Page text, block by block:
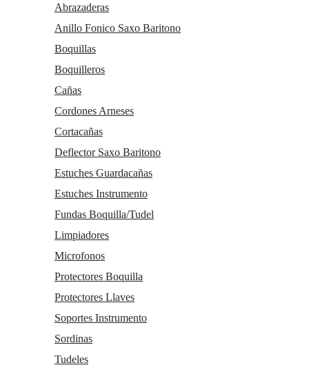
Abrazaderas
Anillo Fonico Saxo Baritono
Boquillas
Boquilleros
Cañas
Cordones Arneses
Cortacañas
Deflector Saxo Baritono
Estuches Guardacañas
Estuches Instrumento
Fundas Boquilla/Tudel
Limpiadores
Microfonos
Protectores Boquilla
Protectores Llaves
Soportes Instrumento
Sordinas
Tudeles